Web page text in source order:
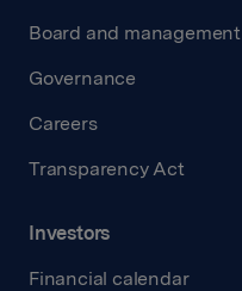
Board and management
Governance
Careers
Transparency Act
Investors
Financial calendar